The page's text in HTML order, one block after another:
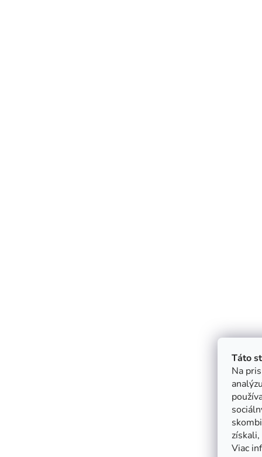
Táto
Na
Viac